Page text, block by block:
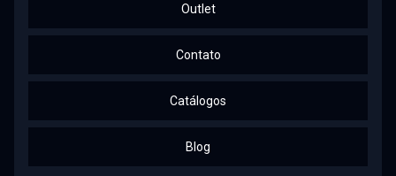
Outlet
Contato
Catálogos
Blog